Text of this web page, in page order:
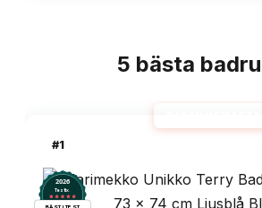
5 bästa
#1
2026
Testix.